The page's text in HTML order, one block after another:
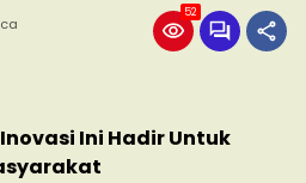
52
Ini Hadir Untuk